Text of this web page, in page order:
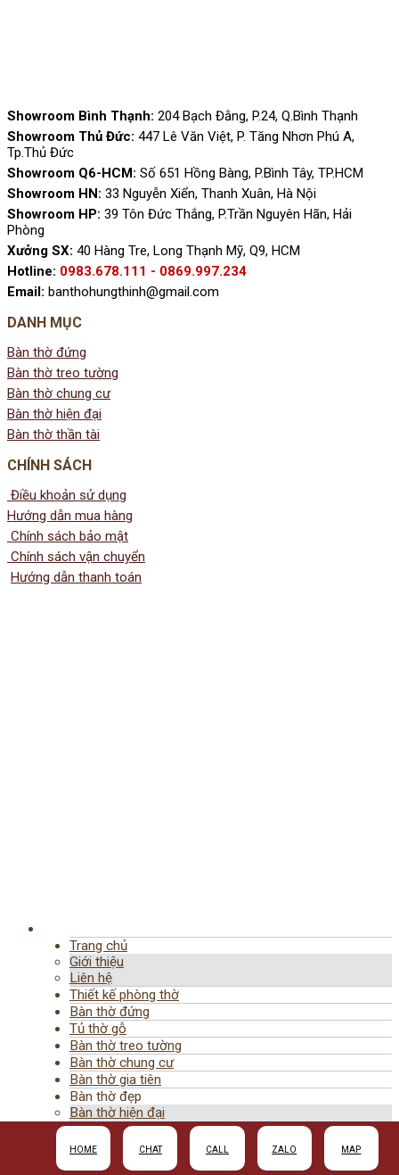
Showroom Bình Thạnh: 204 Bạch Đằng, P.24, Q.Bình Thạnh
Showroom Thủ Đức: 447 Lê Văn Việt, P. Tăng Nhơn Phú A,
Tp.Thủ Đức
Showroom Q6-HCM: Số 651 Hồng Bàng, P.Bình Tây, TP.HCM
Showroom HN: 33 Nguyễn Xiển, Thanh Xuân, Hà Nội
Showroom HP: 39 Tôn Đức Thắng, P.Trần Nguyên Hãn, Hải
Phòng
Xưởng SX: 40 Hàng Tre, Long Thạnh Mỹ, Q9, HCM
Hotline: 0983.678.111 - 0869.997.234
Email: banthohungthinh@gmail.com
DANH MỤC
Bàn thờ đứng
Bàn thờ treo tường
Bàn thờ chung cư
Bàn thờ hiện đại
Bàn thờ thần tài
CHÍNH SÁCH
Điều khoản sử dụng
Hướng dẫn mua hàng
Chính sách bảo mật
Chính sách vận chuyển
Hướng dẫn thanh toán
Trang chủ
Giới thiệu
Liên hệ
Thiết kế phòng thờ
Bàn thờ đứng
Tủ thờ gỗ
Bàn thờ treo tường
Bàn thờ chung cư
Bàn thờ gia tiên
Bàn thờ đẹp
Bàn thờ hiện đại
Bàn thờ nhị cấp
Bàn thờ tam cấp
Bàn thờ gỗ Sồi
HOME CHAT CALL ZALO MAP